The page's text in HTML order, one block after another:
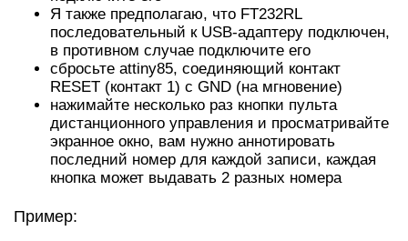
Я также предполагаю, что FT232RL
последовательный к USB-адаптеру подключен,
в противном случае подключите его
сбросьте attiny85, соединяющий контакт
RESET (контакт 1) с GND (на мгновение)
нажимайте несколько раз кнопки пульта
дистанционного управления и просматривайте
экранное окно, вам нужно аннотировать
последний номер для каждой записи, каждая
кнопка может выдавать 2 разных номера
Пример: